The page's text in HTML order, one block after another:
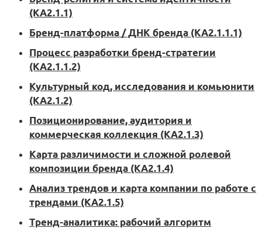
(KA2.1.1)
Бренд-платформа / ДНК бренда (KA2.1.1.1)
Процесс разработки бренд-стратегии
(KA2.1.1.2)
Культурный код, исследования и комьюнити
(KA2.1.2)
Позиционирование, аудитория и
коммерческая коллекция (KA2.1.3)
Карта различимости и сложной ролевой
композиции бренда (KA2.1.4)
Анализ трендов и карта компании по работе с
трендами (KA2.1.5)
Тренд-аналитика: рабочий алгоритм